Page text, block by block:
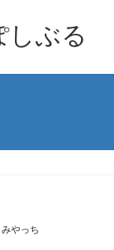
しぶる
みやっち